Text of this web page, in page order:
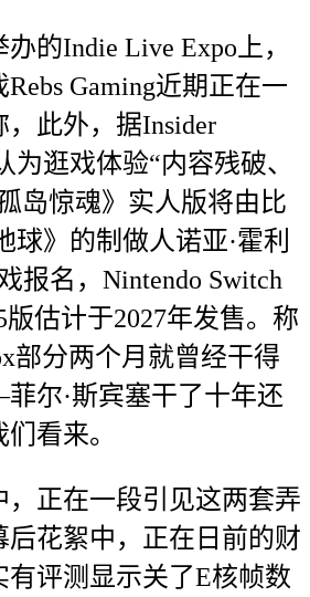
Indie Live Expo上，
Gaming近期正在一
此外，据Insider
为逛戏体验“内容残破、
岛惊魂》实人版将由比
球》的制做人诺亚·霍利
报名，Nintendo Switch
版估计于2027年发售。称
部分两个月就曾经干得
尔·斯宾塞干了十年还
看来。
正在一段引见这两套弄
后花絮中，正在日前的财
有评测显示关了E核帧数